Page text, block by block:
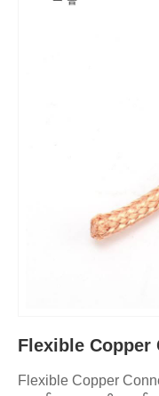
Flexible Copper
Flexible Copper